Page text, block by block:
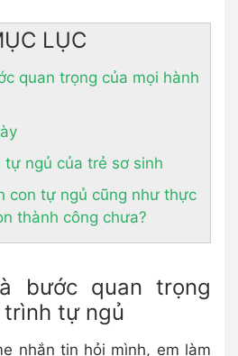
LỤC
quan trọng của mọi hành
ngủ của trẻ sơ sinh
con tự ngủ cũng như thực
thành công chưa?
bước quan trọng
tự ngủ
nhắn tin hỏi mình, em làm